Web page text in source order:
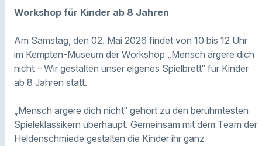
Workshop für Kinder ab 8 Jahren
Am Samstag, den 02. Mai 2026 findet von 10 bis 12 Uhr
im Kempten-Museum der Workshop „Mensch ärgere dich
nicht – Wir gestalten unser eigenes Spielbrett“ für Kinder
ab 8 Jahren statt.
„Mensch ärgere dich nicht“ gehört zu den berühmtesten
Spieleklassikern überhaupt. Gemeinsam mit dem Team der
Heldenschmiede gestalten die Kinder ihr ganz